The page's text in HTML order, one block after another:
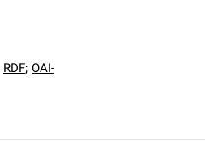
RDF; OAI-